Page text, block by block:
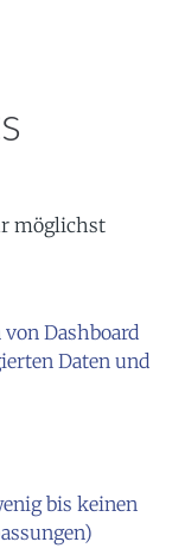
möglichst
Dashboard
Daten und
bis keinen